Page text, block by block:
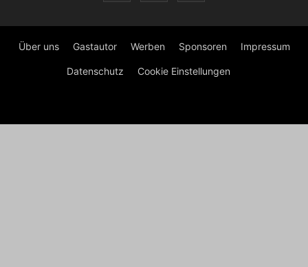
Über uns Gastautor Werben Sponsoren Impressum
Datenschutz Cookie Einstellungen